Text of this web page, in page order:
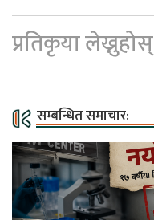
प्रतिकृया
सम्बन्धित समाचार: